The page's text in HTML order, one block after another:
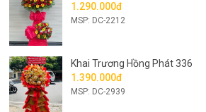
1.290.000đ
MSP: DC-2212
Khai Trương Hồng Phát 336
1.390.000đ
MSP: DC-2939